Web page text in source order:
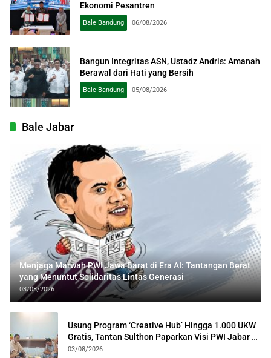
Ekonomi Pesantren
Bale Bandung 06/08/2026
Bangun Integritas ASN, Ustadz Andris: Amanah
Berawal dari Hati yang Bersih
Bale Bandung 05/08/2026
Bale Jabar
Menjaga Marwah PWI Jawa Barat di Era AI: Tantangan Berat
yang Menuntut Solidaritas Lintas Generasi
03/08/2026
Usung Program ‘Creative Hub’ Hingga 1.000 UKW
Gratis, Tantan Sulthon Paparkan Visi PWI Jabar di
Kota Bogor
03/08/2026